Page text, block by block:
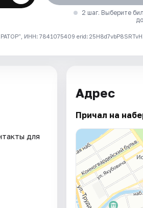
2 шаг. Выберите
ИНН: 7841075409 erid:
для
Адрес
Причал на